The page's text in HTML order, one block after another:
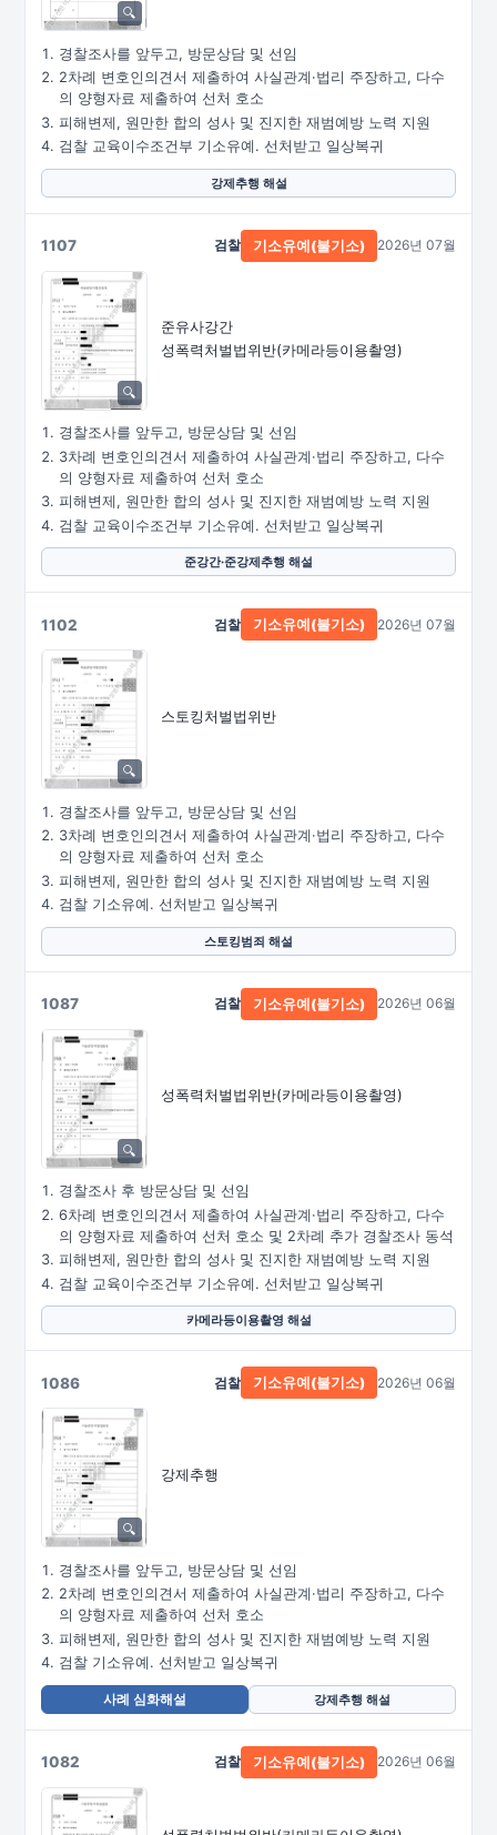
경찰조사를 앞두고, 방문상담 및 선임
2차례 변호인의견서 제출하여 사실관계·법리 주장하고, 다수
의 양형자료 제출하여 선처 호소
피해변제, 원만한 합의 성사 및 진지한 재범예방 노력 지원
검찰 교육이수조건부 기소유예. 선처받고 일상복귀
강제추행 해설
1107
준유사강간
성폭력처벌법위반(카메라등이용촬영)
검찰 기소유예(불기소) 2026년 07월
경찰조사를 앞두고, 방문상담 및 선임
3차례 변호인의견서 제출하여 사실관계·법리 주장하고, 다수
의 양형자료 제출하여 선처 호소
피해변제, 원만한 합의 성사 및 진지한 재범예방 노력 지원
검찰 교육이수조건부 기소유예. 선처받고 일상복귀
준강간·준강제추행 해설
1102
스토킹처벌법위반
검찰 기소유예(불기소) 2026년 07월
경찰조사를 앞두고, 방문상담 및 선임
3차례 변호인의견서 제출하여 사실관계·법리 주장하고, 다수
의 양형자료 제출하여 선처 호소
피해변제, 원만한 합의 성사 및 진지한 재범예방 노력 지원
검찰 기소유예. 선처받고 일상복귀
스토킹범죄 해설
1087
성폭력처벌법위반(카메라등이용촬영)
검찰 기소유예(불기소) 2026년 06월
경찰조사 후 방문상담 및 선임
6차례 변호인의견서 제출하여 사실관계·법리 주장하고, 다수
의 양형자료 제출하여 선처 호소 및 2차례 추가 경찰조사 동석
피해변제, 원만한 합의 성사 및 진지한 재범예방 노력 지원
검찰 교육이수조건부 기소유예. 선처받고 일상복귀
카메라등이용촬영 해설
1086
강제추행
검찰 기소유예(불기소) 2026년 06월
경찰조사를 앞두고, 방문상담 및 선임
2차례 변호인의견서 제출하여 사실관계·법리 주장하고, 다수
의 양형자료 제출하여 선처 호소
피해변제, 원만한 합의 성사 및 진지한 재범예방 노력 지원
검찰 기소유예. 선처받고 일상복귀
사례 심화해설 강제추행 해설
1082 검찰 기소유예(불기소) 2026년 06월